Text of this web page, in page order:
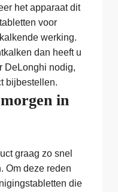
het apparaat dit
voor
werking.
dan heeft u
DeLonghi nodig,
bijbestellen.
in
graag zo snel
Om deze reden
die